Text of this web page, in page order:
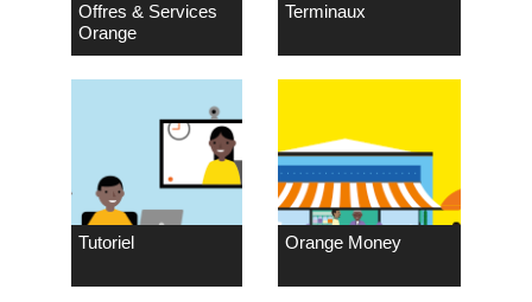
Offres & Services
Orange
Terminaux
Tutoriel Orange Money